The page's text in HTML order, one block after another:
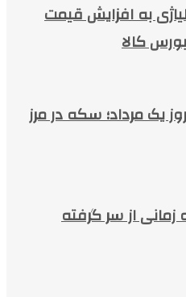
به افزایش قیمت
کالا
یک مرداد؛ سکه در مرز
از سر گرفته